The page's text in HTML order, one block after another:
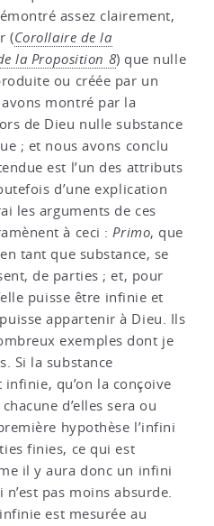
assez clairement,
(Corollaire de la
la Proposition 8) que nulle
ou créée par un
montré par la
de Dieu nulle substance
; et nous avons conclu
est l’un des attributs
d’une explication
les arguments de ces
à ceci :Primo, que
tant que substance, se
de parties ; et, pour
puisse être infinie et
appartenir à Dieu. Ils
exemples dont je
Si la substance
qu’on la conçoive
d’elles sera ou
hypothèse l’infini
finies, ce qui est
il y aura donc un infini
pas moins absurde.
est mesurée au